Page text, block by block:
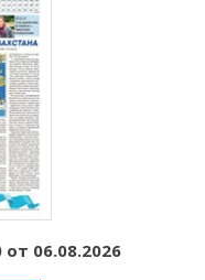
06.08.2026